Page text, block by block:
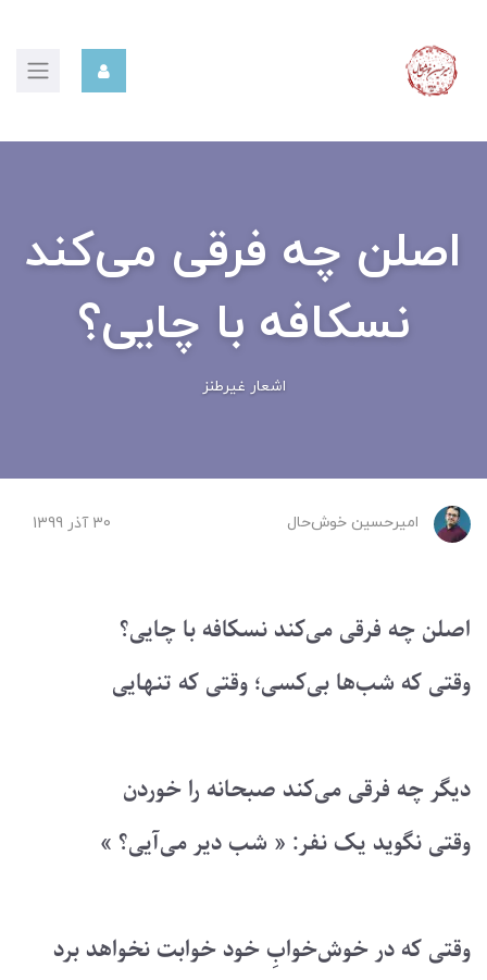
اصلن چه فرقی می‌کند
نسکافه با چایی؟
اشعار غیرطنز
امیرحسین ‌خوش‌حال 30 آذر 1399
اصلن چه فرقی می‌کند نسکافه با چایی؟
وقتی که شب‌ها بی‌کسی؛ وقتی که تنهایی
دیگر چه فرقی می‌کند صبحانه را خوردن
وقتی نگوید یک نفر: « شب دیر می‌آیی؟ »
وقتی که در خوش‌خوابِ خود خوابت نخواهد برد